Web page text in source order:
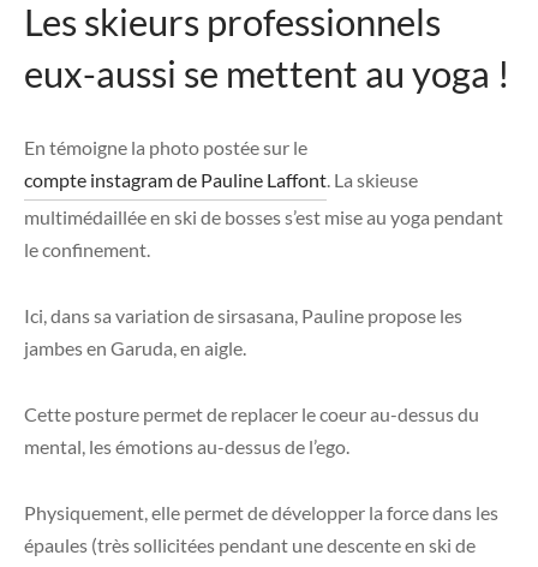
Les skieurs professionnels
eux-aussi se mettent au yoga !
En témoigne la photo postée sur le
compte instagram de Pauline Laffont. La skieuse
multimédaillée en ski de bosses s’est mise au yoga pendant
le confinement.
Ici, dans sa variation de sirsasana, Pauline propose les
jambes en Garuda, en aigle.
Cette posture permet de replacer le coeur au-dessus du
mental, les émotions au-dessus de l’ego.
Physiquement, elle permet de développer la force dans les
épaules (très sollicitées pendant une descente en ski de